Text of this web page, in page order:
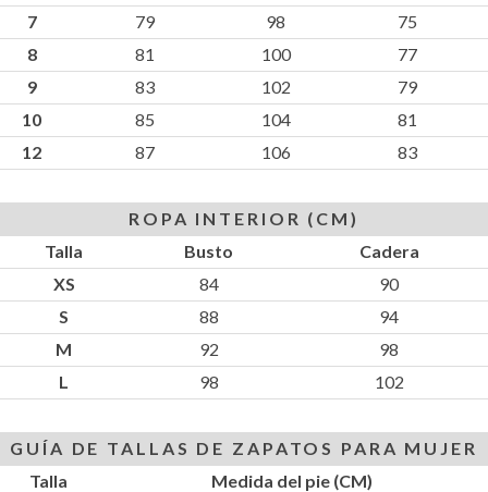
7
79 98
75
8
81 100
77
9
83 102
79
10
85 104
81
12
87 106 83
ROPA INTERIOR (CM)
Talla
Busto
Cadera
XS
84
90
S
88
94
M
92
98
L
98 102
GUÍA DE TALLAS DE ZAPATOS PARA MUJER
Talla
Medida del pie (CM)